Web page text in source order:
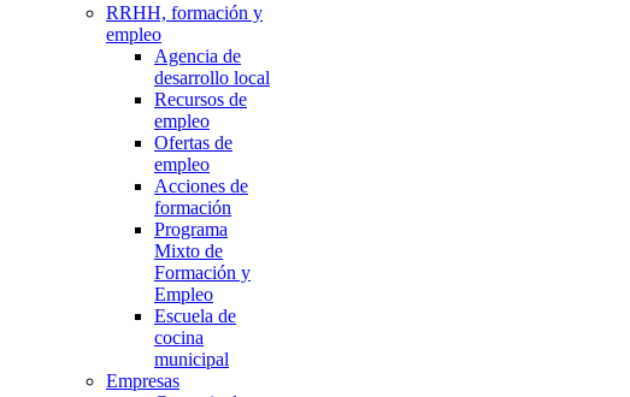
RRHH, formación y
empleo
Agencia de
desarrollo local
Recursos de
empleo
Ofertas de
empleo
Acciones de
formación
Programa
Mixto de
Formación y
Empleo
Escuela de
cocina
municipal
Empresas